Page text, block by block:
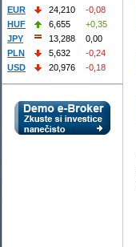
EUR 24,210
-0,08
HUF
6,655
+0,35
JPY
13,288
0,00
PLN
5,632
-0,24
USD
20,976 -0,18